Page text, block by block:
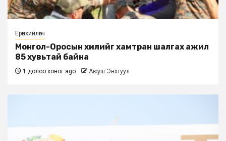
Ерөнхийлөгч
Монгол-Оросын хилийг хамтран шалгах ажил
85 хувьтай байна
1 долоо хоног ago Аюуш Энхтуул